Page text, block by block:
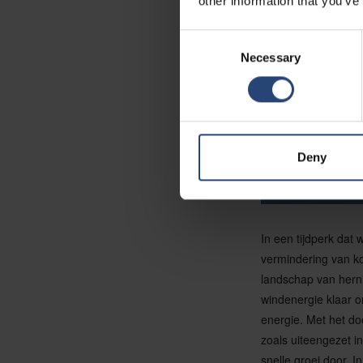
Necessary
Deny
In een tijdperk dat
vermindering van
landschap van
windenergie klaar
energie. Met het
zoals uiteengezet
snelle groei door.